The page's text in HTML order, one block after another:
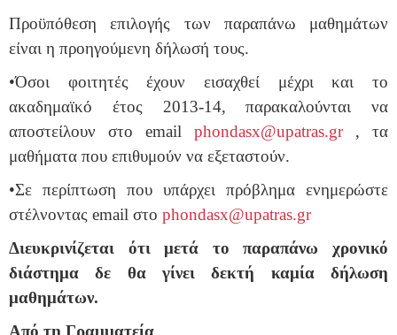
Προϋπόθεση επιλογής των παραπάνω μαθημάτων
είναι η προηγούμενη δήλωσή τους.
•Όσοι φοιτητές έχουν εισαχθεί μέχρι και το
ακαδημαϊκό έτος 2013-14, παρακαλούνται να
αποστείλουν στο email phondasx@upatras.gr
, τα
μαθήματα που επιθυμούν να εξεταστούν.
•Σε περίπτωση που υπάρχει πρόβλημα ενημερώστε
στέλνοντας email στο phondasx@upatras.gr
Διευκρινίζεται ότι μετά το παραπάνω χρονικό
διάστημα δε θα γίνει δεκτή καμία δήλωση
μαθημάτων.
Από τη Γραμματεία